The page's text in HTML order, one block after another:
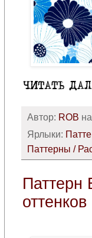
Автор: ROB
Ярлыки:
Паттерны /
Паттерн